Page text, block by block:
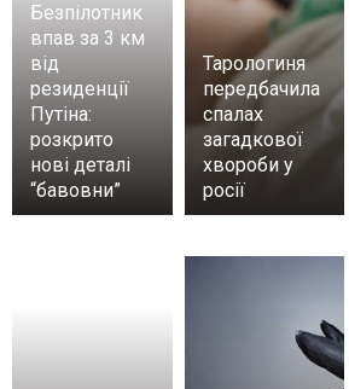
Безпілотник
впав за 3 км
від
резиденції
Путіна:
розкрито
нові деталі
“бавовни”
Тарологиня
передбачила
спалах
загадкової
хвороби у
росії